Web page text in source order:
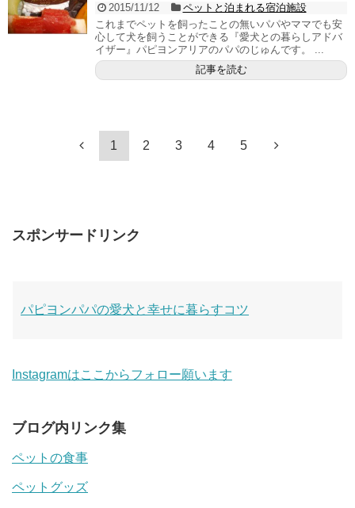
2015/11/12
ペットと泊まれる宿泊施設
これまでペットを飼ったことの無いパパやママでも安
心して犬を飼うことができる『愛犬との暮らしアドバ
イザー』パピヨンアリアのパパのじゅんです。 ...
記事を読む
1 2 3 4 5
スポンサードリンク
パピヨンパパの愛犬と幸せに暮らすコツ
Instagramはここからフォロー願います
ブログ内リンク集
ペットの食事
ペットグッズ